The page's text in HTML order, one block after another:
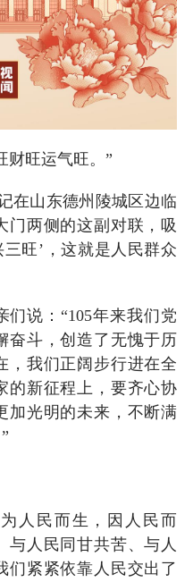
财旺运气旺。”
在山东德州陵城区边临
门两侧的这副对联，吸
旺’，这就是人民群众
说：“105年来我们党
奋斗，创造了无愧于历
，我们正阔步行进在全
的新征程上，要齐心协
加光明的未来，不断满
人民而生，因人民而
与人民同甘共苦、与人
们紧紧依靠人民交出了